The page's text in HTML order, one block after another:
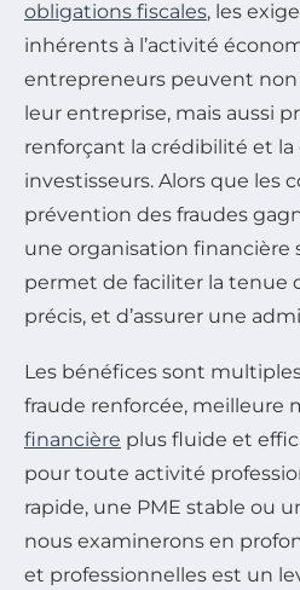
obligations fiscales, les
inhérents à l’activité
entrepreneurs peuvent
leur entreprise, mais aussi
renforçant la crédibilité et
investisseurs. Alors que les
prévention des fraudes
une organisation
permet de faciliter la tenue
précis, et d’assurer une
Les bénéfices sont
fraude renforcée, meilleure
financière plus fluide et
pour toute activité
rapide, une PME stable ou
nous examinerons en
et professionnelles est un